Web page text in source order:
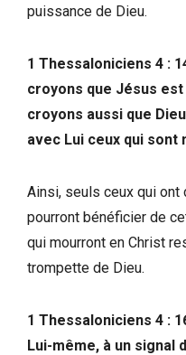
puissance de Dieu.
1 Thessaloniciens 4 :
croyons que Jésus
croyons aussi que
avec Lui ceux qui sont
Ainsi, seuls ceux qui ont
pourront bénéficier de
qui mourront en Christ
trompette de Dieu.
1 Thessaloniciens 4 :
Lui-même, à un signal